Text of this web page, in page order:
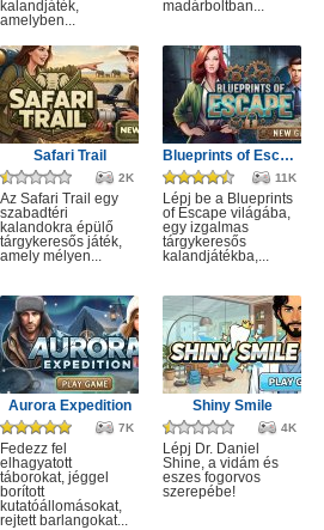
kalandjáték,
amelyben...
madárboltban...
Safari Trail
2K
Az Safari Trail egy
szabadtéri
kalandokra épülő
tárgykeresős játék,
amely mélyen...
Blueprints of Escape
11K
Lépj be a Blueprints
of Escape világába,
egy izgalmas
tárgykeresős
kalandjátékba,...
Aurora Expedition
7K
Fedezz fel
elhagyatott
táborokat, jéggel
borított
kutatóállomásokat,
rejtett barlangokat...
Shiny Smile
4K
Lépj Dr. Daniel
Shine, a vidám és
eszes fogorvos
szerepébe!